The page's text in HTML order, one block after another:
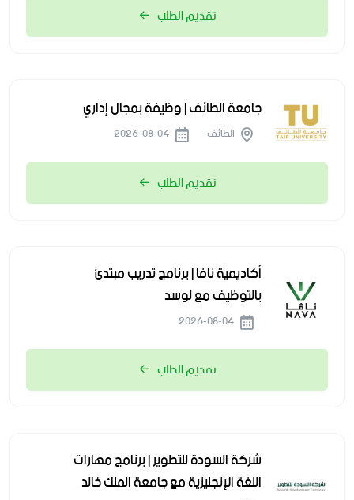
تقديم الطلب
جامعة الطائف | وظيفة بمجال إداري
الطائف
تقديم الطلب
أكاديمية نافا | برنامج تدريب مبتدئ
بالتوظيف مع لوسد
تقديم الطلب
شركة السودة للتطوير | برنامج مهارات
اللغة الإنجليزية مع جامعة الملك خالد